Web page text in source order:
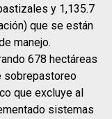
y 1,135.7
que se están
manejo.
678 hectáreas
sobrepastoreo
que excluye al
sistemas